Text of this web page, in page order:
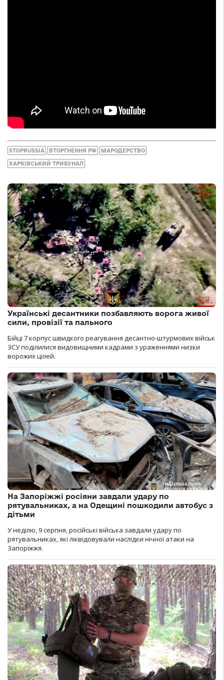
STOPRUSSIA ВТОРГНЕННЯ РФ МАРОДЕРСТВО
ХАРКІВСЬКИЙ ТРИБУНАЛ
Українські десантники позбавляють ворога живої
сили, провізії та пального
Бійці 7 корпус швидкого реагування десантно-штурмових військ
ЗСУ поділилися видовищними кадрами з ураженнями низки
ворожих цілей.
На Запоріжжі росіяни завдали удару по
рятувальниках, а на Одещині пошкодили автобус з
дітьми
У неділю, 9 серпня, російські війська завдали удару по
рятувальниках, які ліквідовували наслідки нічної атаки на
Запоріжжя.